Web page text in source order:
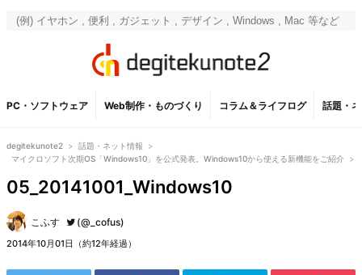
PC・ソフトウェア Web制作・ものづくり コラム＆ライフログ 話題・
degitekunote2 > 話題・ネット情報
>
マイクロソフト次期OS「Windows10」を公式発表。Windows10から使える新機能をご紹介
>
05_20141001_Windows10
こふす (@_cofus)
2014年10月01日（約12年経過）